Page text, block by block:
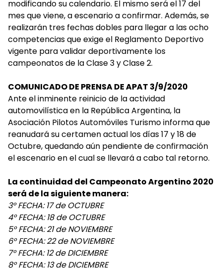
modificando su calendario. El mismo será el 17 del
mes que viene, a escenario a confirmar. Además, se
realizarán tres fechas dobles para llegar a las ocho
competencias que exige el Reglamento Deportivo
vigente para validar deportivamente los
campeonatos de la Clase 3 y Clase 2.
COMUNICADO DE PRENSA DE APAT 3/9/2020
Ante el inminente reinicio de la actividad
automovilística en la República Argentina, la
Asociación Pilotos Automóviles Turismo informa que
reanudará su certamen actual los días 17 y 18 de
Octubre, quedando aún pendiente de confirmación
el escenario en el cual se llevará a cabo tal retorno.
La continuidad del Campeonato Argentino 2020
será de la siguiente manera:
3° FECHA: 17 de OCTUBRE
4° FECHA: 18 de OCTUBRE
5° FECHA: 21 de NOVIEMBRE
6° FECHA: 22 de NOVIEMBRE
7° FECHA: 12 de DICIEMBRE
8° FECHA: 13 de DICIEMBRE